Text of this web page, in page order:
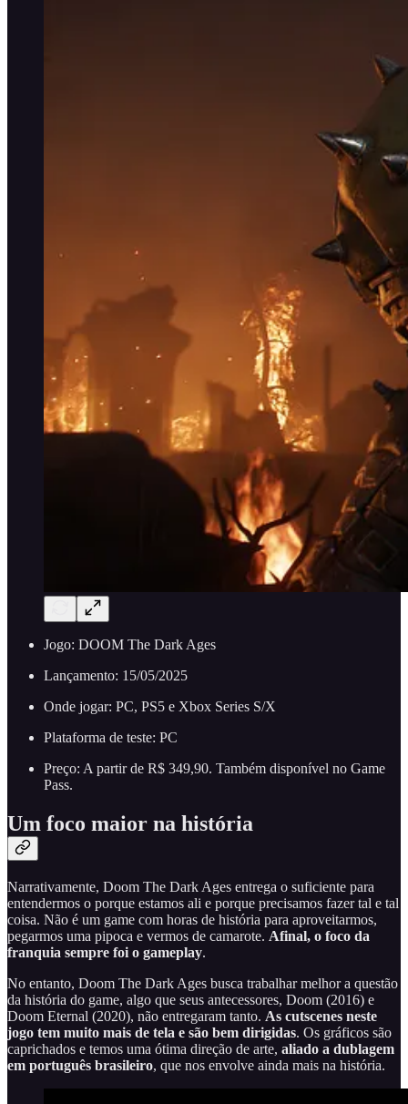
Jogo: DOOM The Dark Ages
Lançamento: 15/05/2025
Onde jogar: PC, PS5 e Xbox Series S/X
Plataforma de teste: PC
Preço: A partir de R$ 349,90. Também disponível no Game
Pass.
Um foco maior na história
Narrativamente, Doom The Dark Ages entrega o suficiente para
entendermos o porque estamos ali e porque precisamos fazer tal e tal
coisa. Não é um game com horas de história para aproveitarmos,
pegarmos uma pipoca e vermos de camarote. Afinal, o foco da
franquia sempre foi o gameplay.
No entanto, Doom The Dark Ages busca trabalhar melhor a questão
da história do game, algo que seus antecessores, Doom (2016) e
Doom Eternal (2020), não entregaram tanto. As cutscenes neste
jogo tem muito mais de tela e são bem dirigidas. Os gráficos são
caprichados e temos uma ótima direção de arte, aliado a dublagem
em português brasileiro, que nos envolve ainda mais na história.